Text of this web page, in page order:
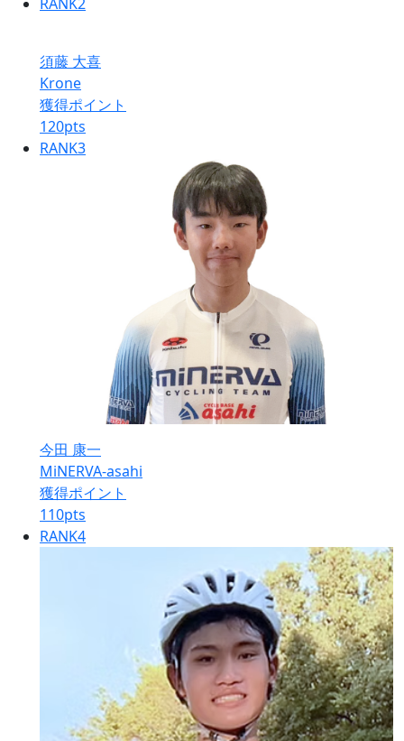
須藤 大喜
Krone
獲得ポイント
120pts
RANK3
今田 康一
MiNERVA-asahi
獲得ポイント
110pts
RANK4